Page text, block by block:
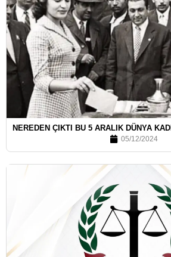
NEREDEN ÇIKTI BU 5 ARALIK DÜNYA
05/12/2024